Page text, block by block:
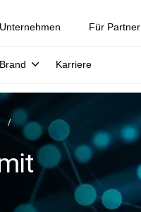
Für Partner
Brand Karriere